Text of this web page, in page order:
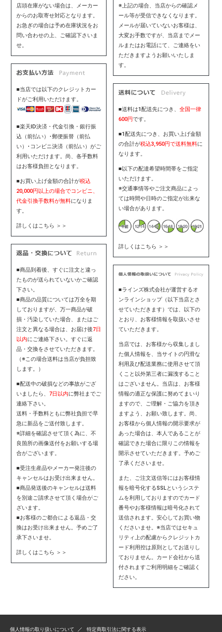
店頭在庫がない場合は、メーカー
からのお取寄せ対応となります。
お急ぎの場合は予め在庫状況をお
問い合わせの上、ご確認下さいま
せ。
■当店では以下のクレジットカー
ドがご利用いただけます。
■楽天ID決済・代金引換・銀行振
込（前払い）･郵便振替（前払
い）･コンビニ決済（前払い）がご
利用いただけます。尚、各手数料
はお客様負担となります。
■お買い上げ金額の合計が税込
20,000円以上の場合でコンビニ、
代金引換手数料が無料になりま
す。
詳しくはこちら ＞＞
■商品到着後、すぐに注文と違っ
たものが送られていないかご確認
下さい。
■商品の品質については万全を期
しておりますが、万一商品が破
損・汚染していた場合、またはご
注文と異なる場合は、お届け後7日
以内にご連絡下さい。すぐに返
品・交換をさせていただきます。
（※この場合送料は当店が負担致
します。）
■配送中の破損などの事故がござ
いましたら、 7日以内に弊社までご
連絡下さい。
送料・手数料ともに弊社負担で早
急に新品をご送付致します。
※詳細を確認させて頂く為に、不
良箇所の画像送付をお願いする場
合がございます。
■受注生産品やメーカー発注後の
キャンセルはお受け出来ません。
■商品発送後のキャンセルは送料
を別途ご請求させて頂く場合がご
ざいます。
■お客様のご都合による返品・交
換はお受け出来ません。予めご了
承下さいませ。
詳しくはこちら ＞＞
※上記の場合、当店からの確認メ
ール等が受信できなくなります。
メールが届いていないお客様は、
大変お手数ですが、当店までメー
ルまたはお電話にて、ご連絡をい
ただきますようお願いいたしま
す。
■送料は1配送先につき、全国一律
600円です。
■1配送先につき、お買い上げ金額
の合計が税込3,950円で送料無料に
なります。
■以下の配達希望時間帯をご指定
いただけます。
※交通事情等やご注文商品によっ
ては時間や日時のご指定が出来な
い場合があります。
詳しくはこちら ＞＞
■ラインズ株式会社が運営するオ
ンラインショップ（以下当店とさ
せていただきます）では、以下の
とおり、お客様情報を取扱いさせ
ていただきます。
当店では、お客様から収集しまし
た個人情報を、当サイトの円滑な
利用及び配送業務に使用させて頂
くこと以外第三者に漏洩すること
はございません。当店は、お客様
情報の適正な保護に努めてまいり
ますので、ご理解・ご協力を頂き
ますよう、お願い致します。尚、
お客様から個人情報の開示要求が
あった場合は、本人であることが
確認できた場合に限りこの情報を
開示させていただきます。予めご
了承くださいませ。
また、ご注文送信等にはお客様情
報を暗号化するSSLというシステ
ムを利用しておりますのでカード
番号やお客様情報は暗号化されて
送信されます。安心してお買い物
くださいませ。※当店ではセキュ
リティ上の配慮からクレジットカ
ード利用控は原則としてお送りし
ておりません。カード会社から送
付されますご利用明細をご確認く
ださい。
個人情報の取り扱いについて 特定商取引法に関する表示